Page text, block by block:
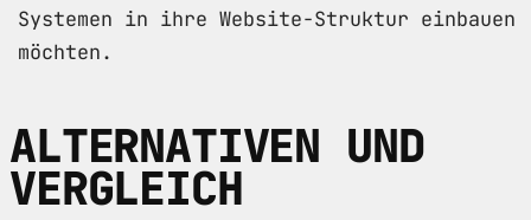
Systemen in ihre Website-Struktur einbauen
möchten.
ALTERNATIVEN UND
VERGLEICH